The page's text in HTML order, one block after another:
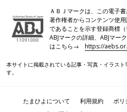
ＡＢＪマークは、この電子
著作権者からコンテンツ使
であることを示す登録商標
ABJマークの詳細、ABJマー
はこちら→https://
本サイトに掲載されている記事・写真・イラス
す。
たまひよについて 利用規約 ポリ